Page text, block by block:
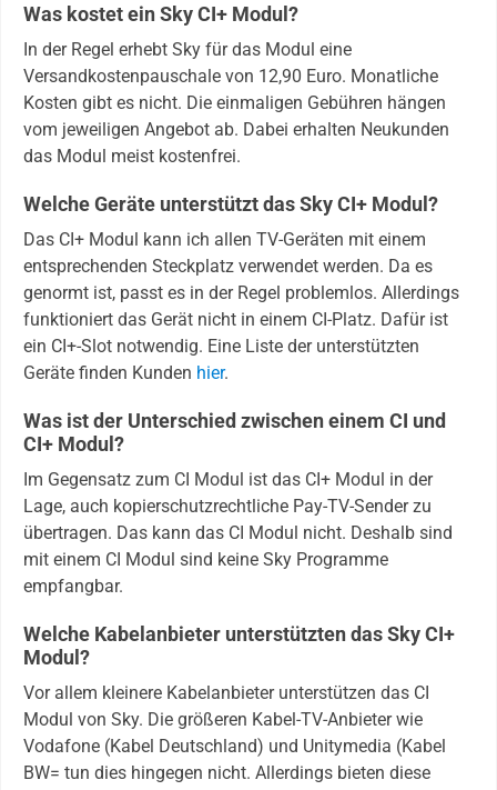
Was kostet ein Sky CI+ Modul?
In der Regel erhebt Sky für das Modul eine
Versandkostenpauschale von 12,90 Euro. Monatliche
Kosten gibt es nicht. Die einmaligen Gebühren hängen
vom jeweiligen Angebot ab. Dabei erhalten Neukunden
das Modul meist kostenfrei.
Welche Geräte unterstützt das Sky CI+ Modul?
Das CI+ Modul kann ich allen TV-Geräten mit einem
entsprechenden Steckplatz verwendet werden. Da es
genormt ist, passt es in der Regel problemlos. Allerdings
funktioniert das Gerät nicht in einem CI-Platz. Dafür ist
ein CI+-Slot notwendig. Eine Liste der unterstützten
Geräte finden Kunden hier.
Was ist der Unterschied zwischen einem CI und
CI+ Modul?
Im Gegensatz zum CI Modul ist das CI+ Modul in der
Lage, auch kopierschutzrechtliche Pay-TV-Sender zu
übertragen. Das kann das CI Modul nicht. Deshalb sind
mit einem CI Modul sind keine Sky Programme
empfangbar.
Welche Kabelanbieter unterstützten das Sky CI+
Modul?
Vor allem kleinere Kabelanbieter unterstützen das CI
Modul von Sky. Die größeren Kabel-TV-Anbieter wie
Vodafone (Kabel Deutschland) und Unitymedia (Kabel
BW= tun dies hingegen nicht. Allerdings bieten diese